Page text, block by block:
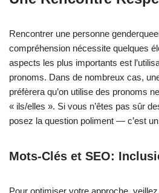
Rencontrer une personne
compréhension nécessite quelques
aspects les plus importants est
pronoms. Dans de nombreux cas,
préfèrera qu’on utilise des pronoms
« ils/elles ». Si vous n’êtes pas sûr
posez la question poliment — c’est
Mots-Clés et SEO:
Pour optimiser votre approche,